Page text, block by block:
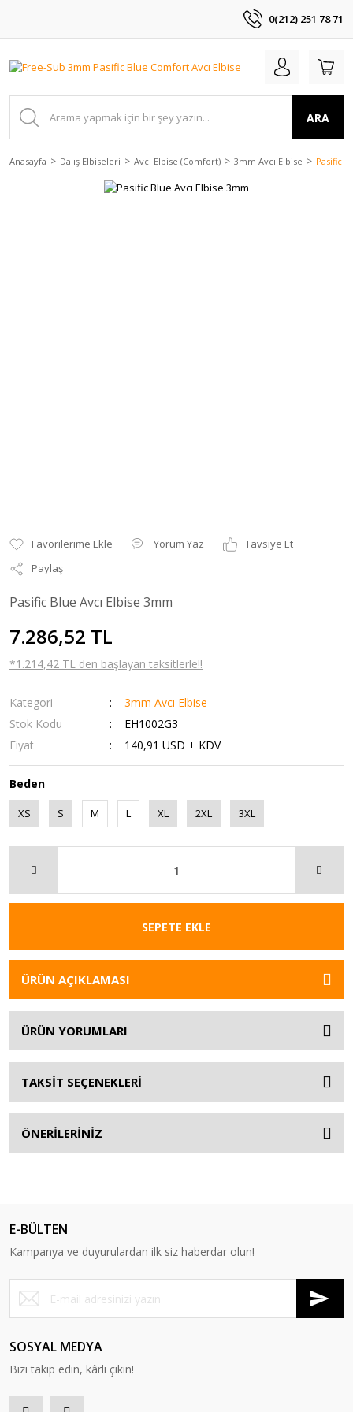
0(212) 251 78 71
ARA
Anasayfa Dalış Elbiseleri Avcı Elbise (Comfort) 3mm Avcı Elbise Pasific
Yorum Yaz
Tavsiye Et
Paylaş
Pasific Blue Avcı Elbise 3mm
7.286,52 TL
*1.214,42 TL den başlayan taksitlerle!!
Kategori
3mm Avcı Elbise
Stok Kodu
EH1002G3
Fiyat
140,91 USD + KDV
Beden
XS S M L XL 2XL 3XL
SEPETE EKLE
ÜRÜN AÇIKLAMASI
ÜRÜN YORUMLARI
TAKSİT SEÇENEKLERİ
ÖNERİLERİNİZ
E-BÜLTEN
Kampanya ve duyurulardan ilk siz haberdar olun!
SOSYAL MEDYA
Bizi takip edin, kârlı çıkın!